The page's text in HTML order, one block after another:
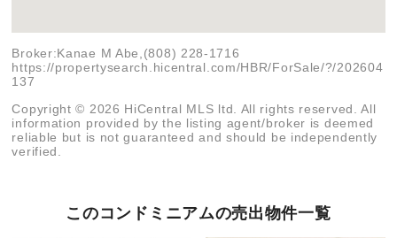
Broker:Kanae M Abe,(808) 228-1716
https://propertysearch.hicentral.com/HBR/ForSale/?/202604
137
Copyright © 2026 HiCentral MLS ltd. All rights reserved. All
information provided by the listing agent/broker is deemed
reliable but is not guaranteed and should be independently
verified.
このコンドミニアムの売出物件一覧